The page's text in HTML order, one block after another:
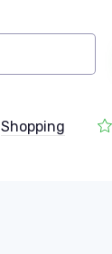
Shopping